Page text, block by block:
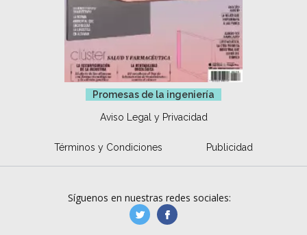
Promesas de la ingeniería
Aviso Legal y Privacidad
Términos y Condiciones Publicidad
Síguenos en nuestras redes sociales:
manufacturaGE